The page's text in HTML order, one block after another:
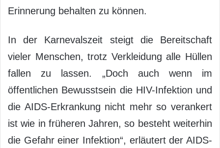
Erinnerung behalten zu können.
In der Karnevalszeit steigt die Bereitschaft
vieler Menschen, trotz Verkleidung alle Hüllen
fallen zu lassen. „Doch auch wenn im
öffentlichen Bewusstsein die HIV-Infektion und
die AIDS-Erkrankung nicht mehr so verankert
ist wie in früheren Jahren, so besteht weiterhin
die Gefahr einer Infektion“, erläutert der AIDS-